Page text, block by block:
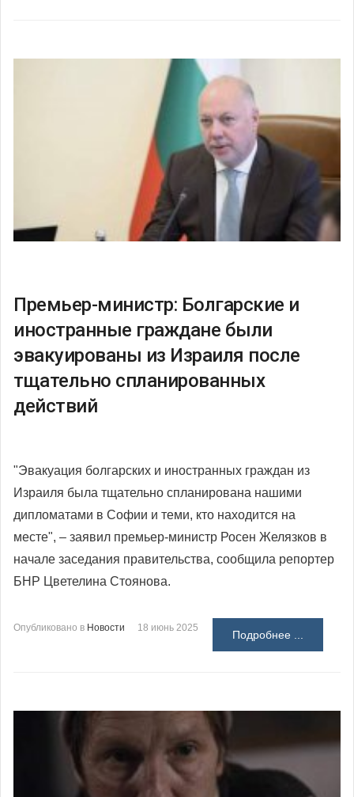
Премьер-министр: Болгарские и
иностранные граждане были
эвакуированы из Израиля после
тщательно спланированных
действий
"Эвакуация болгарских и иностранных граждан из
Израиля была тщательно спланирована нашими
дипломатами в Софии и теми, кто находится на
месте", – заявил премьер-министр Росен Желязков в
начале заседания правительства, сообщила репортер
БНР Цветелина Стоянова.
Опубликовано в Новости 18 июнь 2025
Подробнее ...